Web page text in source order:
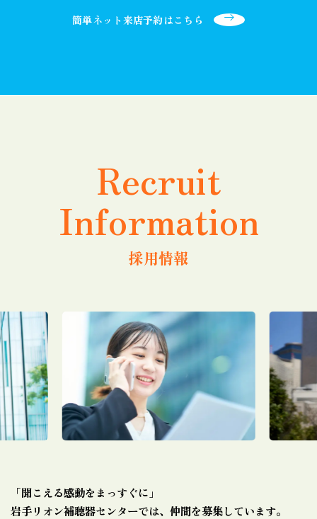
簡単ネット来店予約はこちら
Recruit
Information
採用情報
「聞こえる感動をまっすぐに」
岩手リオン補聴器センターでは、仲間を募集しています。